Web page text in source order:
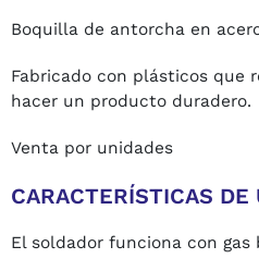
Boquilla de antorcha en
Fabricado con plásticos que
hacer un producto duradero.
Venta por unidades
CARACTERÍSTICAS DE
El soldador funciona con gas